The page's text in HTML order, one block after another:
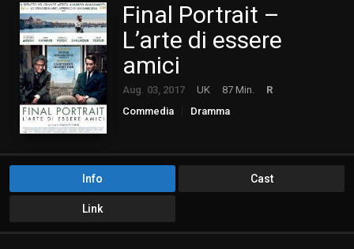
Final Portrait –
L’arte di essere
amici
Aug. 03, 2017 UK 87 Min.
R
Commedia
Dramma
Info Cast
Link